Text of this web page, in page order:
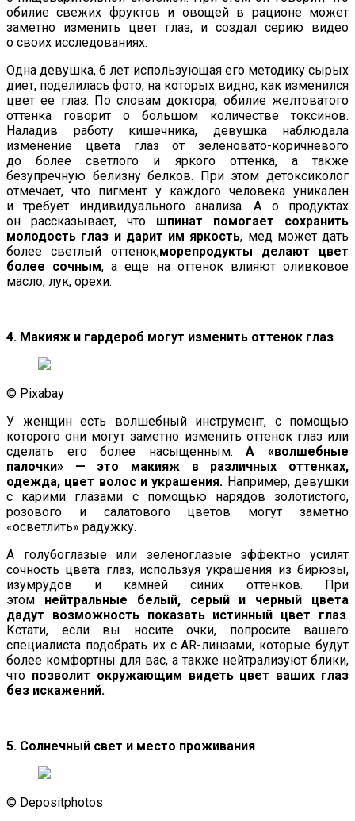
обилие свежих фруктов и овощей в рационе может
заметно изменить цвет глаз, и создал серию видео
о своих исследованиях.
Одна девушка, 6 лет использующая его методику сырых
диет, поделилась фото, на которых видно, как изменился
цвет ее глаз. По словам доктора, обилие желтоватого
оттенка говорит о большом количестве токсинов.
Наладив работу кишечника, девушка наблюдала
изменение цвета глаз от зеленовато-коричневого
до более светлого и яркого оттенка, а также
безупречную белизну белков. При этом детоксиколог
отмечает, что пигмент у каждого человека уникален
и требует индивидуального анализа. А о продуктах
он рассказывает, что шпинат помогает сохранить
молодость глаз и дарит им яркость, мед может дать
более светлый оттенок,морепродукты делают цвет
более сочным, а еще на оттенок влияют оливковое
масло, лук, орехи.
4. Макияж и гардероб могут изменить оттенок глаз
© Pixabay
У женщин есть волшебный инструмент, с помощью
которого они могут заметно изменить оттенок глаз или
сделать его более насыщенным.А «волшебные
палочки» — это макияж в различных оттенках,
одежда, цвет волос и украшения. Например, девушки
с карими глазами с помощью нарядов золотистого,
розового и салатового цветов могут заметно
«осветлить» радужку.
А голубоглазые или зеленоглазые эффектно усилят
сочность цвета глаз, используя украшения из бирюзы,
изумрудов и камней синих оттенков. При
этом нейтральные белый, серый и черный цвета
дадут возможность показать истинный цвет глаз.
Кстати, если вы носите очки, попросите вашего
специалиста подобрать их с AR-линзами, которые будут
более комфортны для вас, а также нейтрализуют блики,
что позволит окружающим видеть цвет ваших глаз
без искажений.
5. Солнечный свет и место проживания
© Depositphotos